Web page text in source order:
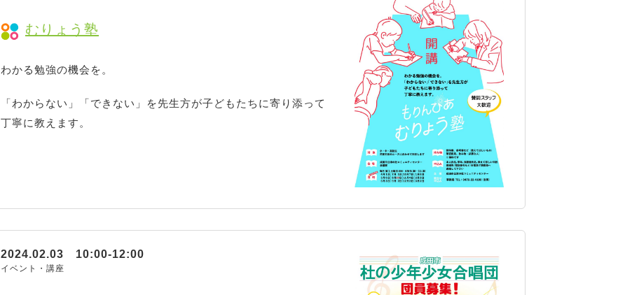
むりょう塾
わかる勉強の機会を。
「わからない」「できない」を先生方が子どもたちに寄り添って
丁寧に教えます。
2024.02.03 10:00-12:00
イベント・講座